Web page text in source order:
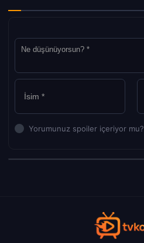
Yorumunuz spoiler içeriyor mu?